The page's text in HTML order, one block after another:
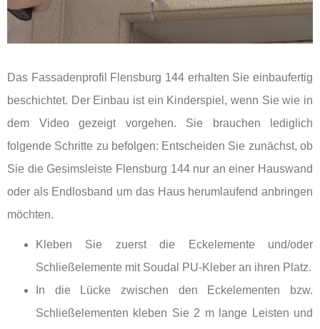
Das Fassadenprofil Flensburg 144 erhalten Sie einbaufertig
beschichtet. Der Einbau ist ein Kinderspiel, wenn Sie wie in
dem Video gezeigt vorgehen. Sie brauchen lediglich
folgende Schritte zu befolgen: Entscheiden Sie zunächst, ob
Sie die Gesimsleiste Flensburg 144 nur an einer Hauswand
oder als Endlosband um das Haus herumlaufend anbringen
möchten.
Kleben Sie zuerst die Eckelemente und/oder
Schließelemente mit Soudal PU-Kleber an ihren Platz.
In die Lücke zwischen den Eckelementen bzw.
Schließelementen kleben Sie 2 m lange Leisten und